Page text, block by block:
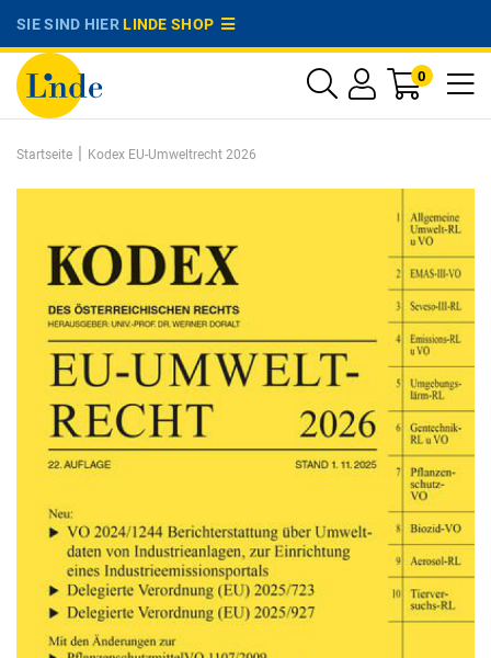
SIE SIND HIERLINDE SHOP
0
Startseite | Kodex EU-Umweltrecht 2026